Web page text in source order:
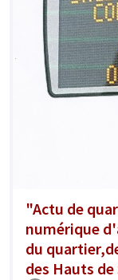
"Actu de
numérique
du
des Hauts